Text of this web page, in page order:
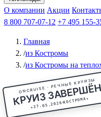
Чебоксарыиз Волгоградаиз
КазаньВ Нижний Новгород
РыбинскНа СоловкиНа
Афанасий Никитин
ФединАлександр
МироновА.С.Попов
О компании Акции
8 800 707-07-12 +7 495 155-
Главная
/из Костромы
/из Костромы на
ONCRUISE · РЕЧНЫЕ КРУИЗЫ
КРУИЗ
★27.05.2026КОСТРОМА★